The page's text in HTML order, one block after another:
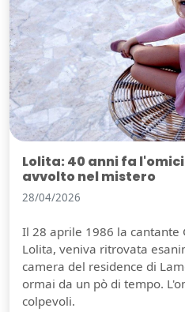
Lolita: 40 anni fa
avvolto nel mistero
28/04/2026
Il 28 aprile 1986 la cantante
Lolita, veniva ritrovata
camera del residence di
ormai da un pò di tempo.
colpevoli.